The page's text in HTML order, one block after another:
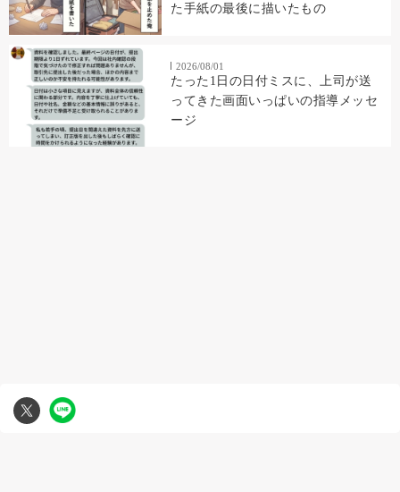
た手紙の最後に描いたもの
2026/08/01
たった1日の日付ミスに、上司が送
ってきた画面いっぱいの指導メッセ
ージ